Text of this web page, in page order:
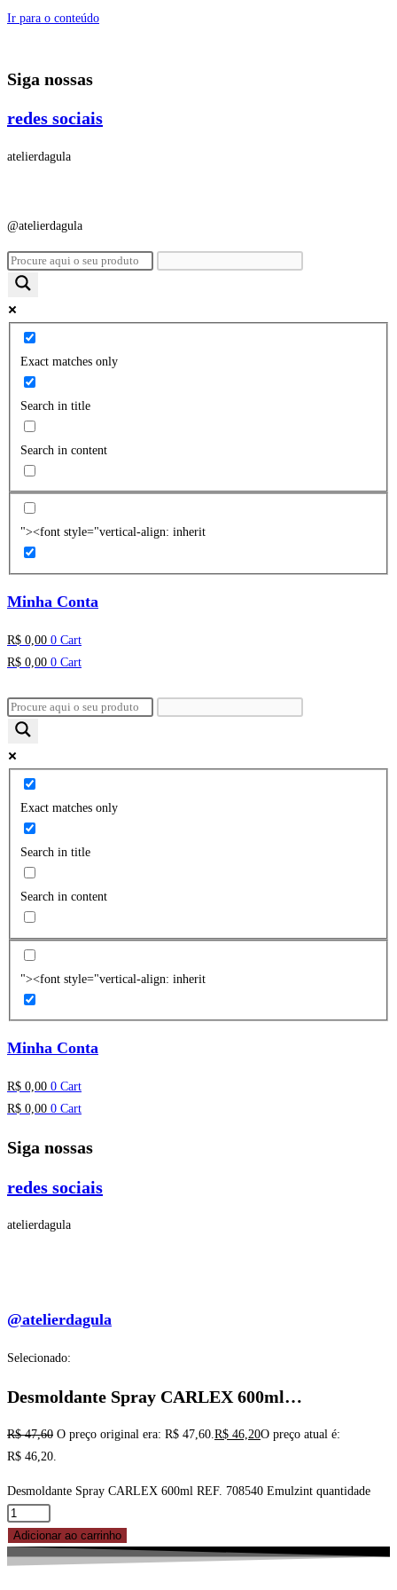
Ir para o conteúdo
Siga nossas
redes sociais
atelierdagula
@atelierdagula
Exact matches only
Search in title
Search in content
"><font style="vertical-align: inherit
Minha Conta
R$ 0,00 0 Cart
R$ 0,00 0 Cart
Exact matches only
Search in title
Search in content
"><font style="vertical-align: inherit
Minha Conta
R$ 0,00 0 Cart
R$ 0,00 0 Cart
Siga nossas
redes sociais
atelierdagula
@atelierdagula
Selecionado:
Desmoldante Spray CARLEX 600ml…
R$47,60 O preço original era: R$ 47,60.R$ 46,20O preço atual é:
R$ 46,20.
Desmoldante Spray CARLEX 600ml REF. 708540 Emulzint quantidade
Adicionar ao carrinho